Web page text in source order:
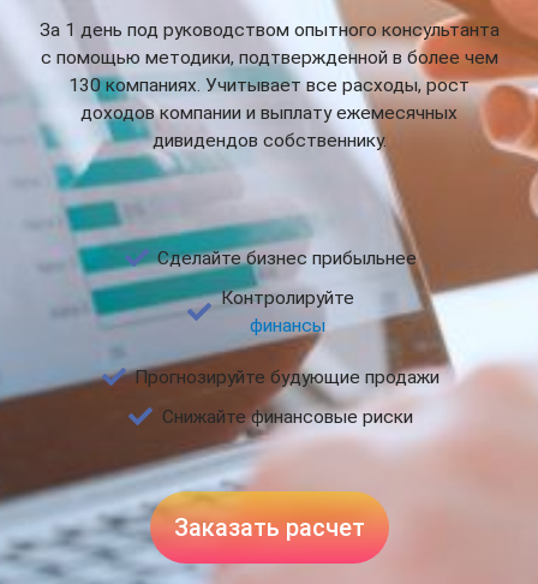
За 1 день под руководством опытного консультанта
с помощью методики, подтвержденной в более чем
130 компаниях. Учитывает все расходы, рост
доходов компании и выплату ежемесячных
дивидендов собственнику.
Сделайте бизнес прибыльнее
Контролируйте
финансы
Прогнозируйте будующие продажи
Снижайте финансовые риски
Заказать расчет